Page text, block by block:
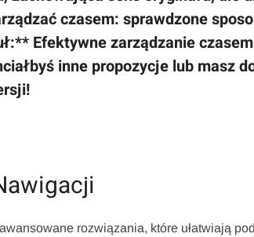
czasem: sprawdzone
Efektywne zarządzanie
inne propozycje lub masz
rozwiązania, które ułatwiają